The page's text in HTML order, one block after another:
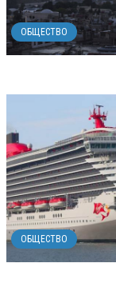
ОБЩЕСТВО
ОБЩЕСТВО